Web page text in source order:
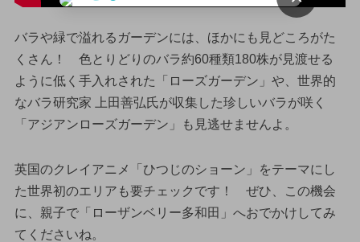
バラや緑で溢れるガーデンには、ほかにも見どころがた
くさん！ 色とりどりのバラ約60種類180株が見渡せる
ように低く手入れされた「ローズガーデン」や、世界的
なバラ研究家 上田善弘氏が収集した珍しいバラが咲く
「アジアンローズガーデン」も見逃せませんよ。
英国のクレイアニメ「ひつじのショーン」をテーマにし
た世界初のエリアも要チェックです！ ぜひ、この機会
に、親子で「ローザンベリー多和田」へおでかけしてみ
てくださいね。